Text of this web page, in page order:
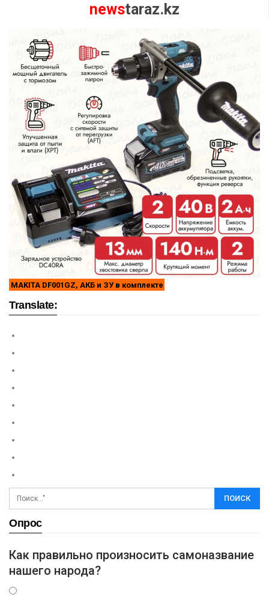
newstaraz.kz
MAKITA DF001GZ, АКБ и ЗУ в комплекте
Translate:
Опрос
Как правильно произносить самоназвание
нашего народа?